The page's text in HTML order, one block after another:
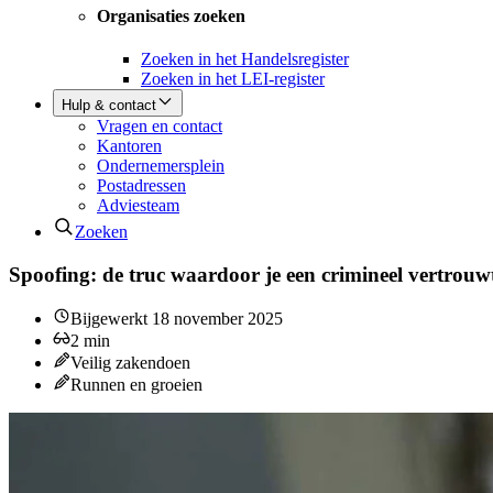
Organisaties zoeken
Zoeken in het Handelsregister
Zoeken in het LEI-register
Hulp & contact
Vragen en contact
Kantoren
Ondernemersplein
Postadressen
Adviesteam
Zoeken
Spoofing: de truc waardoor je een crimineel
Bijgewerkt 18 november 2025
2 min
Veilig zakendoen
Runnen en groeien